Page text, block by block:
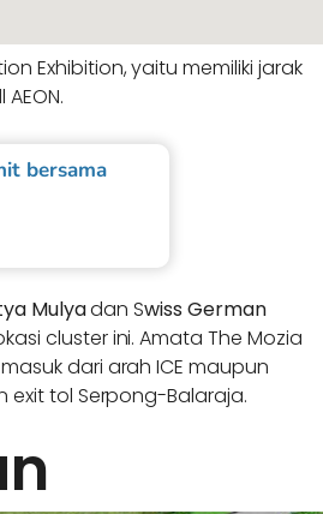
Exhibition, yaitu memiliki jarak
bersama
Mulyadan Swiss German
cluster ini. Amata The Mozia
dari arah ICE maupun
exit tol Serpong-Balaraja.